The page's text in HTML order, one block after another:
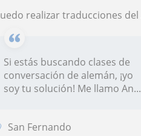
Puedo realizar traducciones del alemán al castellano y viceversa, hablo ambos idiomas a nivel nativo
Si estás buscando clases de
conversación de alemán, ¡yo
soy tu solución! Me llamo An...
San Fernando